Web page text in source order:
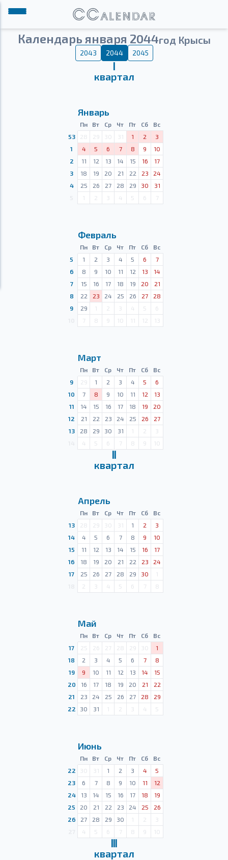
Календарь января 2044год Крысы
2043 2044 2045
Ⅰ
квартал
Январь
Пн Вт Ср Чт Пт Сб
Вс
53
28 29 30 31 1 2
3
1
4 5 6 7 8 9
10
2
11 12 13 14 15 16
17
3
18 19 20 21 22 23
24
4
25 26 27 28 29 30
31
1 2 3 4 5 6 7
Февраль
Пн Вт Ср Чт Пт Сб
Вс
5
1 2 3 4 5 6
7
6
8 9 10 11 12 13
14
7
15 16 17 18 19 20
21
8
22 23 24 25 26 27
28
9
29 1 2 3 4 5
6
7 8 9 10 11 12 13
Март
Пн Вт Ср Чт Пт Сб
Вс
9
29 1 2 3 4 5
6
10
7 8 9 10 11 12
13
11
14 15 16 17 18 19
20
12
21 22 23 24 25 26
27
13
28 29 30 31 1 2
3
4 5 6 7 8 9 10
Ⅱ
квартал
Апрель
Пн Вт Ср Чт Пт Сб
Вс
13
28 29 30 31 1 2
3
14
4 5 6 7 8 9
10
15
11 12 13 14 15 16
17
16
18 19 20 21 22 23
24
17
25 26 27 28 29 30
1
2 3 4 5 6 7 8
Май
Пн Вт Ср Чт Пт Сб
Вс
17
25 26 27 28 29 30
1
18
2 3 4 5 6 7
8
19
9 10 11 12 13 14
15
20
16 17 18 19 20 21
22
21
23 24 25 26 27 28
29
22
30 31 1 2 3 4 5
Июнь
Пн Вт Ср Чт Пт Сб
Вс
22
30 31 1 2 3 4
5
23
6 7 8 9 10 11
12
24
13 14 15 16 17 18
19
25
20 21 22 23 24 25
26
26
27 28 29 30 1 2
3
4 5 6 7 8 9 10
Ⅲ
квартал